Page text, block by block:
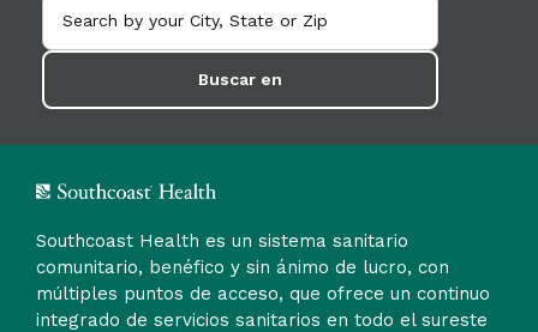
Buscar en
Southcoast Health es un sistema sanitario
comunitario, benéfico y sin ánimo de lucro, con
múltiples puntos de acceso, que ofrece un continuo
integrado de servicios sanitarios en todo el sureste